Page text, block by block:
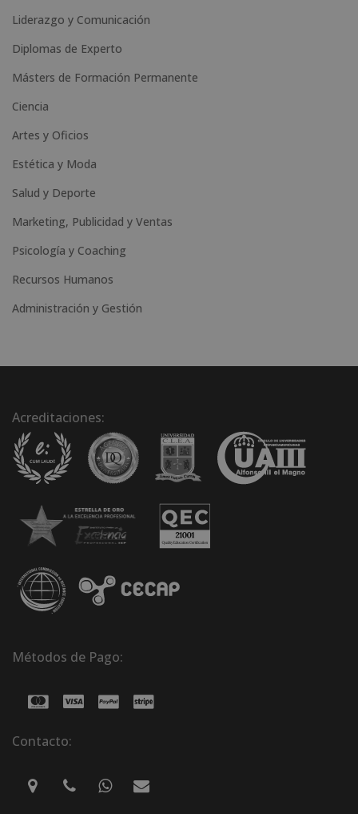
Liderazgo y Comunicación
Diplomas de Experto
Másters de Formación Permanente
Ciencia
Artes y Oficios
Estética y Moda
Salud y Deporte
Marketing, Publicidad y Ventas
Psicología y Coaching
Recursos Humanos
Administración y Gestión
Acreditaciones:
Métodos de Pago:
Contacto: